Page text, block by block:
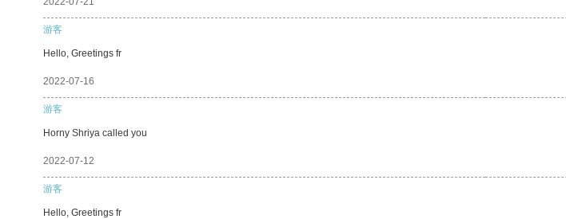
游客
Hello, Greetings fr
2022-07-16
游客
Horny Shriya called you
2022-07-12
游客
Hello, Greetings fr